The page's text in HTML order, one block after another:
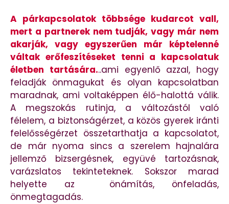
A párkapcsolatok többsége kudarcot vall,
mert a partnerek nem tudják, vagy már nem
akarják, vagy egyszerűen már képtelenné
váltak erőfeszítéseket tenni a kapcsolatuk
életben tartására...ami egyenlő azzal, hogy
feladják önmagukat és olyan kapcsolatban
maradnak, ami voltaképpen élő-halottá válik.
A megszokás rutinja, a változástól való
félelem, a biztonságérzet, a közös gyerek iránti
felelősségérzet összetarthatja a kapcsolatot,
de már nyoma sincs a szerelem hajnalára
jellemző bizsergésnek, együvé tartozásnak,
varázslatos tekinteteknek. Sokszor marad
helyette az önámítás, önfeladás,
önmegtagadás.